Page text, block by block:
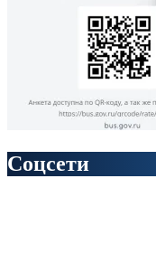
Соцсети